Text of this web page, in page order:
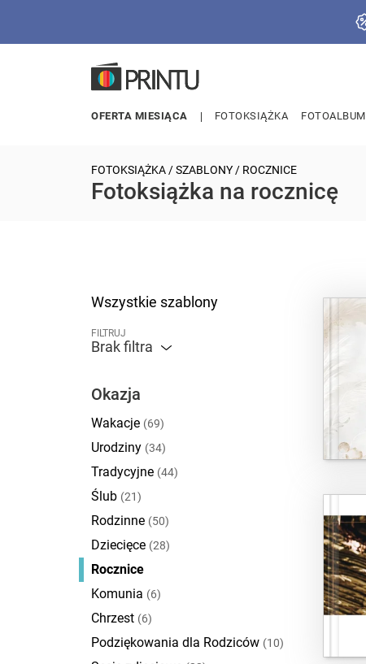
OFERTA MIESIĄCA FOTOKSIĄŻKA FOTOALBUM
FOTOKSIĄŻKA /SZABLONY / ROCZNICE
Fotoksiążka na rocznicę
Wszystkie szablony
FILTRUJ
Brak filtra
Okazja
Wakacje (69)
Urodziny (34)
Tradycyjne (44)
Ślub (21)
Rodzinne (50)
Dziecięce (28)
Rocznice
Komunia (6)
Chrzest (6)
Podziękowania dla Rodziców (10)